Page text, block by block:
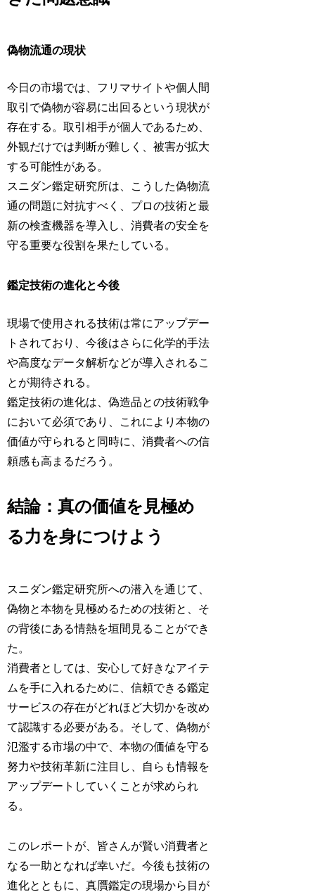
偽物流通の現状
今日の市場では、フリマサイトや個人間
取引で偽物が容易に出回るという現状が
存在する。取引相手が個人であるため、
外観だけでは判断が難しく、被害が拡大
する可能性がある。
スニダン鑑定研究所は、こうした偽物流
通の問題に対抗すべく、プロの技術と最
新の検査機器を導入し、消費者の安全を
守る重要な役割を果たしている。
鑑定技術の進化と今後
現場で使用される技術は常にアップデー
トされており、今後はさらに化学的手法
や高度なデータ解析などが導入されるこ
とが期待される。
鑑定技術の進化は、偽造品との技術戦争
において必須であり、これにより本物の
価値が守られると同時に、消費者への信
頼感も高まるだろう。
結論：真の価値を見極め
る力を身につけよう
スニダン鑑定研究所への潜入を通じて、
偽物と本物を見極めるための技術と、そ
の背後にある情熱を垣間見ることができ
た。
消費者としては、安心して好きなアイテ
ムを手に入れるために、信頼できる鑑定
サービスの存在がどれほど大切かを改め
て認識する必要がある。そして、偽物が
氾濫する市場の中で、本物の価値を守る
努力や技術革新に注目し、自らも情報を
アップデートしていくことが求められ
る。
このレポートが、皆さんが賢い消費者と
なる一助となれば幸いだ。今後も技術の
進化とともに、真贋鑑定の現場から目が